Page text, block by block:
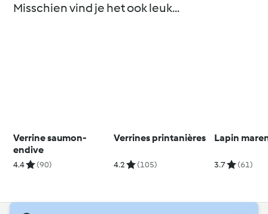
Misschien vind je het ook leuk...
Verrine saumon-
endive
4.4 (90)
Verrines printanières
4.2 (105)
Lapin
3.7 (61)